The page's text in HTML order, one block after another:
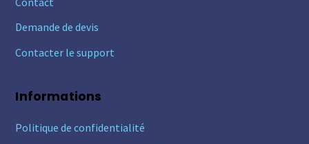
Demande de devis
Contacter le support
Informations
Politique de confidentialité